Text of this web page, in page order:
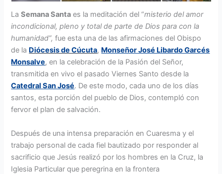
LaSemana Santa es la meditación del “misterio del amor
incondicional, pleno y total de parte de Dios para con la
humanidad”,fue esta una de las afirmaciones del Obispo
de la Diócesis de Cúcuta, Monseñor José Libardo Garcés
Monsalve, en la celebración de la Pasión del Señor,
transmitida en vivo el pasado Viernes Santo desde la
Catedral San José. De este modo, cada uno de los días
santos, esta porción del pueblo de Dios, contempló con
fervor el plan de salvación.
Después de una intensa preparación en Cuaresma y el
trabajo personal de cada fiel bautizado por responder al
sacrificio que Jesús realizó por los hombres en la Cruz, la
Iglesia Particular que peregrina en la frontera